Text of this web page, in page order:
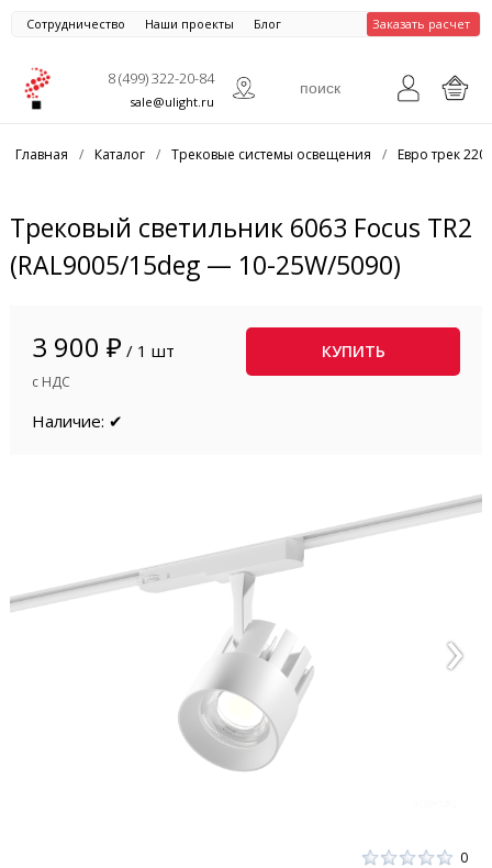
Сотрудничество Наши проекты Блог Заказать расчет
8 (499) 322-20-84
sale@ulight.ru
Главная / Каталог / Трековые системы освещения / Евро трек
Трековый светильник 6063 Focus TR2
(RAL9005/15deg — 10-25W/5090)
3 900 ₽ / 1 шт
с НДС
КУПИТЬ
Наличие: ✔
0